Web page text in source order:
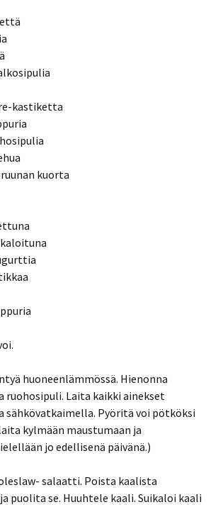
kastiketta
kuorta
huoneenlämmössä. Hienonna
ruohosipuli. Laita kaikki ainekset
sähkövatkaimella. Pyöritä voi pötköksi
kylmään maustumaan ja
jo edellisenä päivänä.)
salaatti. Poista kaalista
puolita se. Huuhtele kaali. Suikaloi kaali